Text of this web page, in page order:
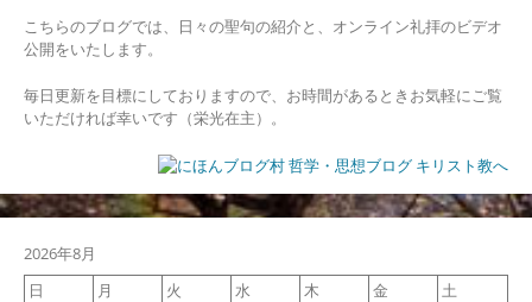
こちらのブログでは、日々の聖句の紹介と、オンライン礼拝のビデオ
公開をいたします。
毎日更新を目標にしておりますので、お時間があるときお気軽にご覧
いただければ幸いです（栄光在主）。
2026年8月
日
月 火 水 木 金
土